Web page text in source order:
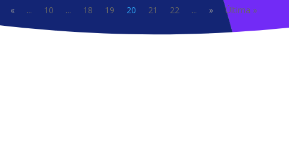
« ... 10 ... 18 19 20 21 22 ... » Última »